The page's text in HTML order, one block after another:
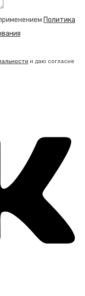
Политика
и даю согласие